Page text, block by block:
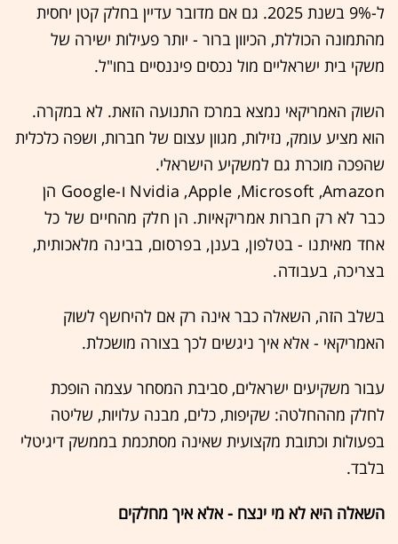
ל-9% בשנת 2025. גם אם מדובר עדיין בחלק קטן יחסית
מהתמונה הכוללת, הכיוון ברור - יותר פעילות ישירה של
משקי בית ישראליים מול נכסים פיננסיים בחו"ל.
השוק האמריקאי נמצא במרכז התנועה הזאת. לא במקרה.
הוא מציע עומק, נזילות, מגוון עצום של חברות, ושפה כלכלית
שהפכה מוכרת גם למשקיע הישראלי.
Nvidia ,Apple ,Microsoft ,Amazon ו-Google הן
כבר לא רק חברות אמריקאיות. הן חלק מהחיים של כל
אחד מאיתנו - בטלפון, בענן, בפרסום, בבינה מלאכותית,
בצריכה, בעבודה.
בשלב הזה, השאלה כבר אינה רק אם להיחשף לשוק
האמריקאי - אלא איך ניגשים לכך בצורה מושכלת.
עבור משקיעים ישראלים, סביבת המסחר עצמה הופכת
לחלק מההחלטה: שקיפות, כלים, מבנה עלויות, שליטה
בפעולות וכתובת מקצועית שאינה מסתכמת בממשק דיגיטלי
בלבד.
השאלה היא לא מי ינצח - אלא איך מחלקים